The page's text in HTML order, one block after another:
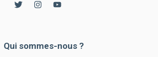
Qui sommes-nous ?